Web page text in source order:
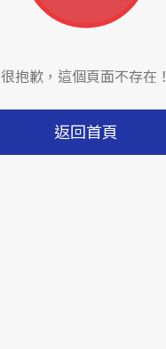
很抱歉，這個頁面不存在！
返回首頁